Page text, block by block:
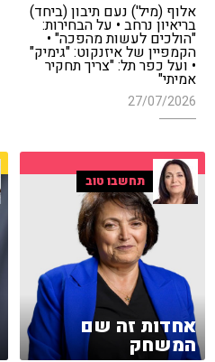
אלוף (מיל') נעם תיבון (ביחד)
בריאיון נרחב • על הבחירות:
"הולכים לעשות מהפכה" •
הקמפיין של איזנקוט: "גימיק"
• ועל כפר תל: "צריך תחקיר
אמיתי"
27/07/2026
תחשבו טוב
אחדות זה שם
המשחק